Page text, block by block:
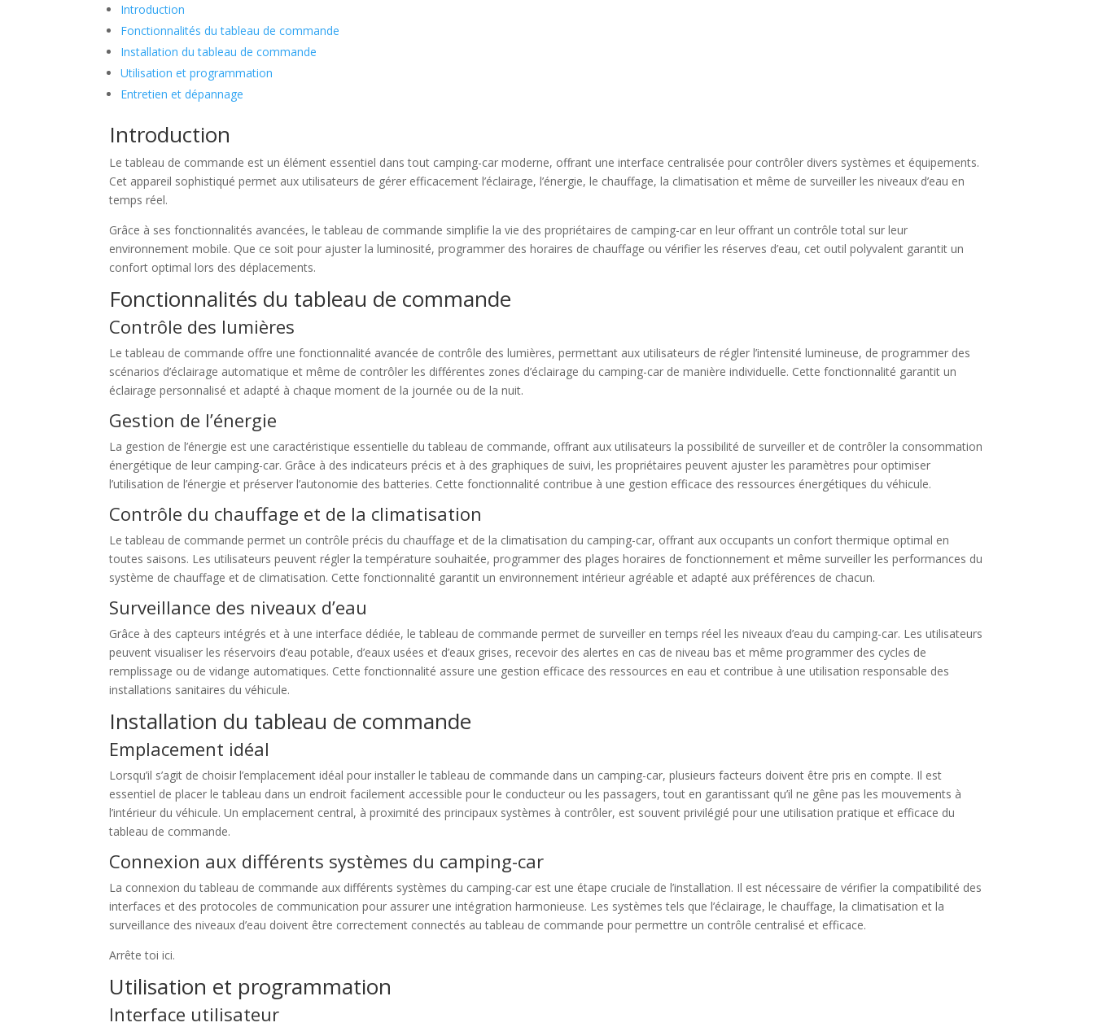
Introduction
Fonctionnalités du tableau de commande
Installation du tableau de commande
Utilisation et programmation
Entretien et dépannage
Introduction
Le tableau de commande est un élément essentiel dans tout camping-car moderne, offrant une interface centralisée pour contrôler divers systèmes et équipements.
Cet appareil sophistiqué permet aux utilisateurs de gérer efficacement l’éclairage, l’énergie, le chauffage, la climatisation et même de surveiller les niveaux d’eau en
temps réel.
Grâce à ses fonctionnalités avancées, le tableau de commande simplifie la vie des propriétaires de camping-car en leur offrant un contrôle total sur leur
environnement mobile. Que ce soit pour ajuster la luminosité, programmer des horaires de chauffage ou vérifier les réserves d’eau, cet outil polyvalent garantit un
confort optimal lors des déplacements.
Fonctionnalités du tableau de commande
Contrôle des lumières
Le tableau de commande offre une fonctionnalité avancée de contrôle des lumières, permettant aux utilisateurs de régler l’intensité lumineuse, de programmer des
scénarios d’éclairage automatique et même de contrôler les différentes zones d’éclairage du camping-car de manière individuelle. Cette fonctionnalité garantit un
éclairage personnalisé et adapté à chaque moment de la journée ou de la nuit.
Gestion de l’énergie
La gestion de l’énergie est une caractéristique essentielle du tableau de commande, offrant aux utilisateurs la possibilité de surveiller et de contrôler la consommation
énergétique de leur camping-car. Grâce à des indicateurs précis et à des graphiques de suivi, les propriétaires peuvent ajuster les paramètres pour optimiser
l’utilisation de l’énergie et préserver l’autonomie des batteries. Cette fonctionnalité contribue à une gestion efficace des ressources énergétiques du véhicule.
Contrôle du chauffage et de la climatisation
Le tableau de commande permet un contrôle précis du chauffage et de la climatisation du camping-car, offrant aux occupants un confort thermique optimal en
toutes saisons. Les utilisateurs peuvent régler la température souhaitée, programmer des plages horaires de fonctionnement et même surveiller les performances du
système de chauffage et de climatisation. Cette fonctionnalité garantit un environnement intérieur agréable et adapté aux préférences de chacun.
Surveillance des niveaux d’eau
Grâce à des capteurs intégrés et à une interface dédiée, le tableau de commande permet de surveiller en temps réel les niveaux d’eau du camping-car. Les utilisateurs
peuvent visualiser les réservoirs d’eau potable, d’eaux usées et d’eaux grises, recevoir des alertes en cas de niveau bas et même programmer des cycles de
remplissage ou de vidange automatiques. Cette fonctionnalité assure une gestion efficace des ressources en eau et contribue à une utilisation responsable des
installations sanitaires du véhicule.
Installation du tableau de commande
Emplacement idéal
Lorsqu’il s’agit de choisir l’emplacement idéal pour installer le tableau de commande dans un camping-car, plusieurs facteurs doivent être pris en compte. Il est
essentiel de placer le tableau dans un endroit facilement accessible pour le conducteur ou les passagers, tout en garantissant qu’il ne gêne pas les mouvements à
l’intérieur du véhicule. Un emplacement central, à proximité des principaux systèmes à contrôler, est souvent privilégié pour une utilisation pratique et efficace du
tableau de commande.
Connexion aux différents systèmes du camping-car
La connexion du tableau de commande aux différents systèmes du camping-car est une étape cruciale de l’installation. Il est nécessaire de vérifier la compatibilité des
interfaces et des protocoles de communication pour assurer une intégration harmonieuse. Les systèmes tels que l’éclairage, le chauffage, la climatisation et la
surveillance des niveaux d’eau doivent être correctement connectés au tableau de commande pour permettre un contrôle centralisé et efficace.
Arrête toi ici.
Utilisation et programmation
Interface utilisateur